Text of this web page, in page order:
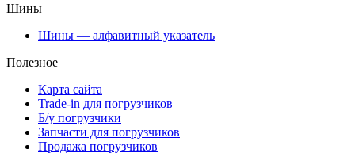
Шины
Шины — алфавитный указатель
Полезное
Карта сайта
Trade-in для погрузчиков
Б/у погрузчики
Запчасти для погрузчиков
Продажа погрузчиков